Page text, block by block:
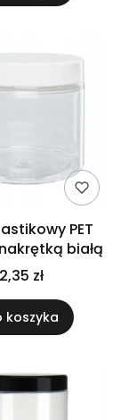
PET
białą
2,35 zł
koszyka